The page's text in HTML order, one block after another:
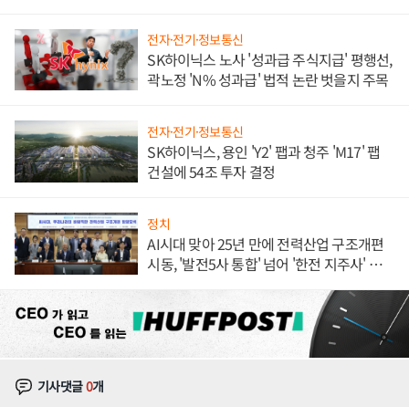
전자·전기·정보통신
SK하이닉스 노사 '성과급 주식지급' 평행선,
곽노정 'N% 성과급' 법적 논란 벗을지 주목
전자·전기·정보통신
SK하이닉스, 용인 'Y2' 팹과 청주 'M17' 팹
건설에 54조 투자 결정
정치
AI시대 맞아 25년 만에 전력산업 구조개편
시동, '발전5사 통합' 넘어 '한전 지주사' 재편
기사댓글0개